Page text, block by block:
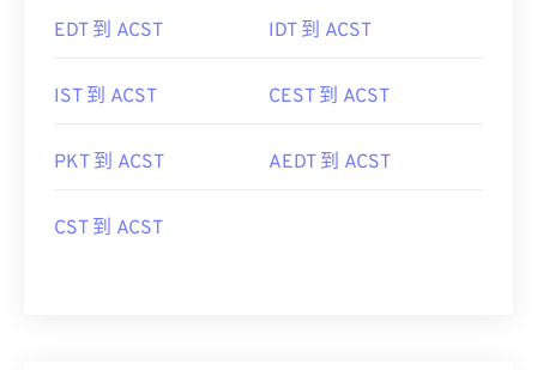
EDT 到 ACST IDT 到 ACST
IST 到 ACST CEST 到 ACST
PKT 到 ACST AEDT 到 ACST
CST 到 ACST